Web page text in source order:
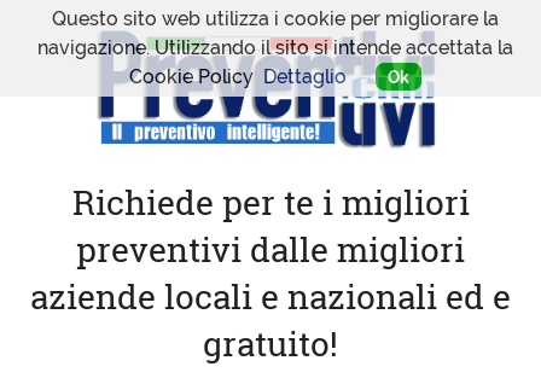
Richiede per te i migliori
preventivi dalle migliori
aziende locali e nazionali ed e
gratuito!
Questo sito web utilizza i cookie per migliorare la
navigazione. Utilizzando il sito si intende accettata la
Cookie Policy Dettaglio Ok